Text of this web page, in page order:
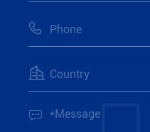


